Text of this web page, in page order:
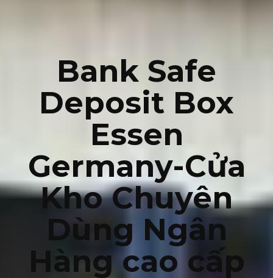
Bank Safe
Deposit Box
Essen
Germany-Cửa
Kho Chuyên
Dùng Ngân
Hàng cao cấp